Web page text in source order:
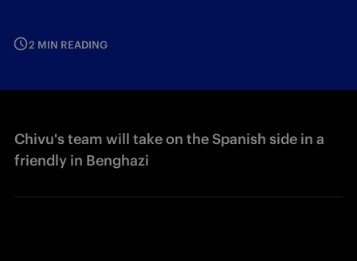
2 MIN READING
Chivu's team will take on the Spanish side in a
friendly in Benghazi